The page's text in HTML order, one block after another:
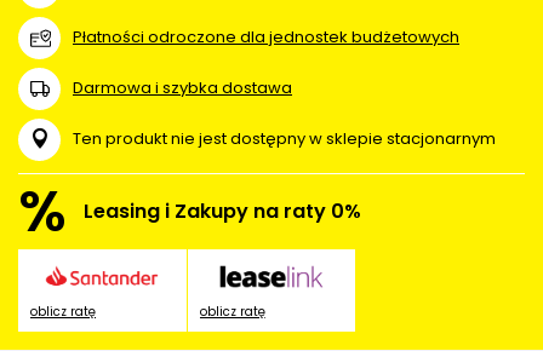
Płatności odroczone dla jednostek budżetowych
Darmowa i szybka dostawa
Ten produkt nie jest dostępny w sklepie stacjonarnym
% Leasing i Zakupy na raty 0%
oblicz ratę oblicz ratę